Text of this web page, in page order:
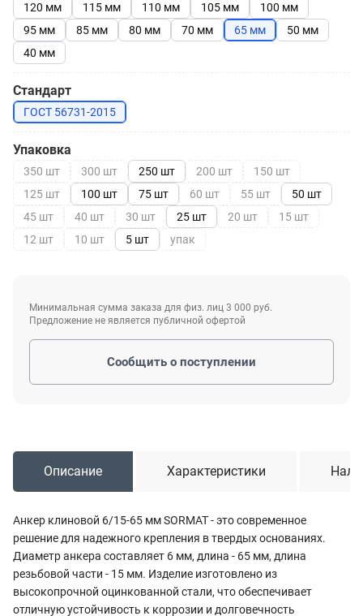
120 мм
115 мм 110 мм 105 мм
100 мм
95 мм
85 мм 80 мм 70 мм 65 мм
50 мм
40 мм
Стандарт
ГОСТ 56731-2015
Упаковка
350 шт 300 шт 250 шт 200 шт
150 шт
125 шт
100 шт 75 шт 60 шт 55 шт
50 шт
45 шт
40 шт 30 шт 25 шт 20 шт
15 шт
12 шт
10 шт 5 шт упак
Минимальная сумма заказа для физ. лиц 3 000 руб.
Предложение не является публичной офертой
Сообщить о поступлении
Описание Характеристики
Анкер клиновой 6/15-65 мм SORMAT - это современное
решение для надежного крепления в твердых основаниях.
Диаметр анкера составляет 6 мм, длина - 65 мм, длина
резьбовой части - 15 мм. Изделие изготовлено из
высокопрочной оцинкованной стали, что обеспечивает
отличную устойчивость к коррозии и долговечность